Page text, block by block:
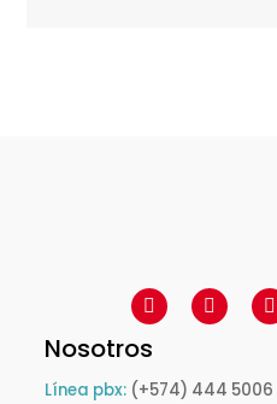
Nosotros
Línea pbx: (+574) 444 5006